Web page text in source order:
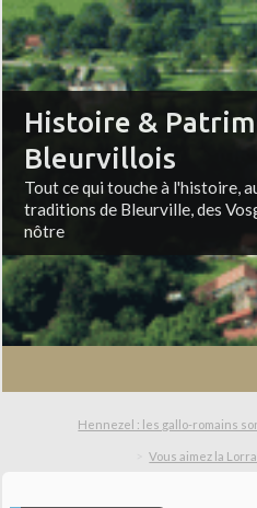
Histoire &
Bleurvillois
Tout ce qui touche à l'histoire,
traditions de Bleurville, des
nôtre
Hennezel : les gallo-romains
Vous aimez la